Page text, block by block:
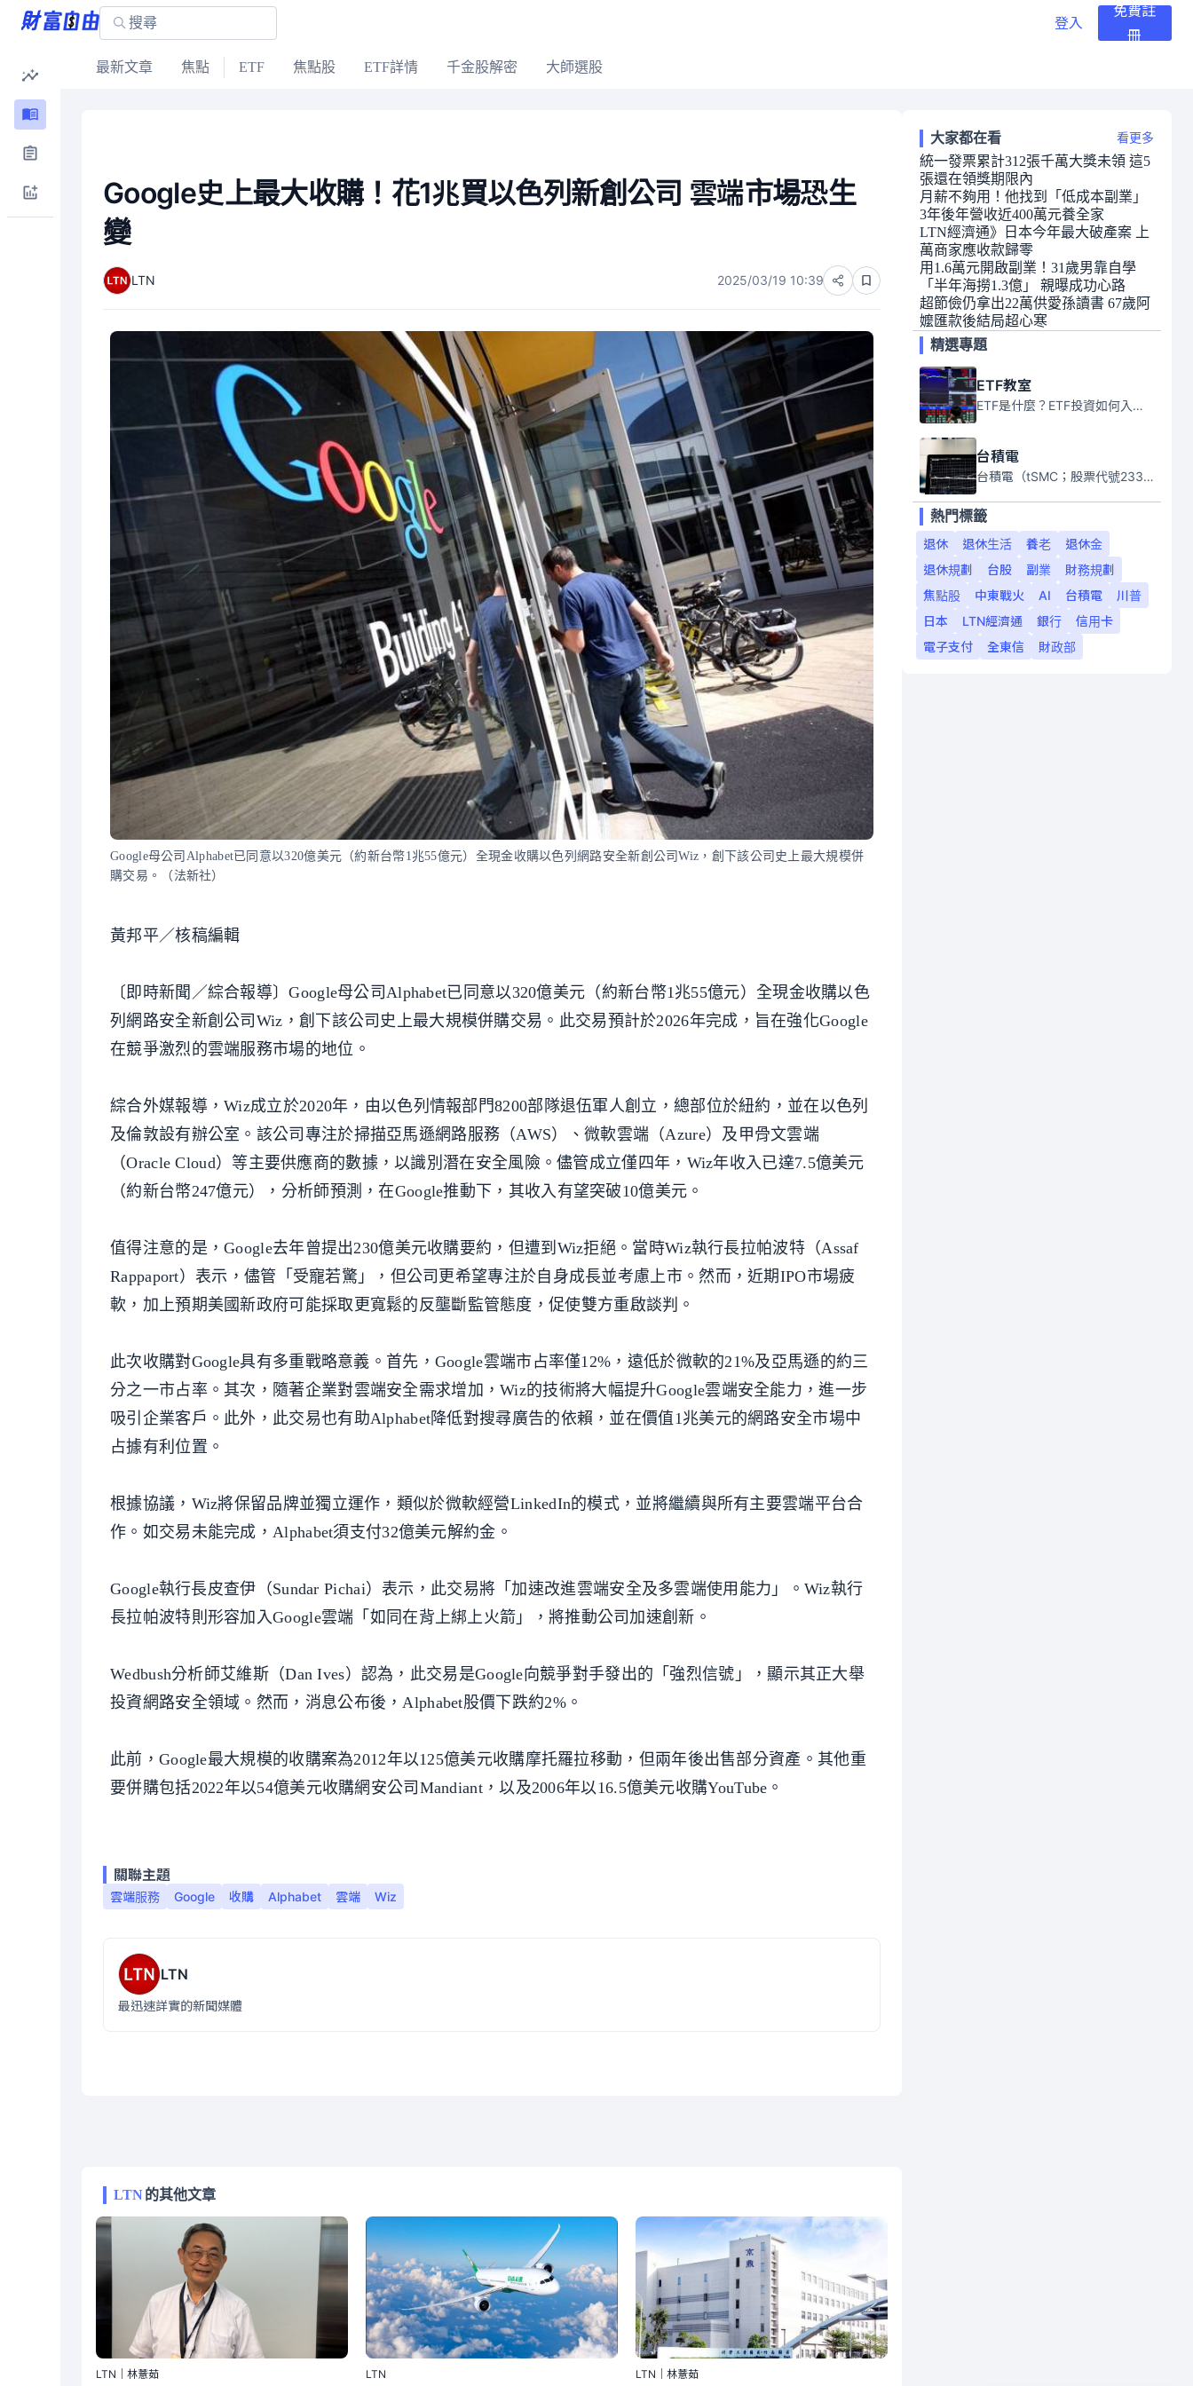
登入
免費註
冊
最新文章 焦點 ETF 焦點股 ETF詳情 千金股解密 大師選股
Google史上最大收購！花1兆買以色列新創公司 雲端市場恐生
變
LTN 2025/03/19 10:39
Google母公司Alphabet已同意以320億美元（約新台幣1兆55億元）全現金收購以色列網路安全新創公司Wiz，創下該公司史上最大規模併
購交易。（法新社）
黃邦平／核稿編輯
〔即時新聞／綜合報導〕Google母公司Alphabet已同意以320億美元（約新台幣1兆55億元）全現金收購以色
列網路安全新創公司Wiz，創下該公司史上最大規模併購交易。此交易預計於2026年完成，旨在強化Google
在競爭激烈的雲端服務市場的地位。
綜合外媒報導，Wiz成立於2020年，由以色列情報部門8200部隊退伍軍人創立，總部位於紐約，並在以色列
及倫敦設有辦公室。該公司專注於掃描亞馬遜網路服務（AWS）、微軟雲端（Azure）及甲骨文雲端
（Oracle Cloud）等主要供應商的數據，以識別潛在安全風險。儘管成立僅四年，Wiz年收入已達7.5億美元
（約新台幣247億元），分析師預測，在Google推動下，其收入有望突破10億美元。
值得注意的是，Google去年曾提出230億美元收購要約，但遭到Wiz拒絕。當時Wiz執行長拉帕波特（Assaf
Rappaport）表示，儘管「受寵若驚」，但公司更希望專注於自身成長並考慮上市。然而，近期IPO市場疲
軟，加上預期美國新政府可能採取更寬鬆的反壟斷監管態度，促使雙方重啟談判。
此次收購對Google具有多重戰略意義。首先，Google雲端市占率僅12%，遠低於微軟的21%及亞馬遜的約三
分之一市占率。其次，隨著企業對雲端安全需求增加，Wiz的技術將大幅提升Google雲端安全能力，進一步
吸引企業客戶。此外，此交易也有助Alphabet降低對搜尋廣告的依賴，並在價值1兆美元的網路安全市場中
占據有利位置。
根據協議，Wiz將保留品牌並獨立運作，類似於微軟經營LinkedIn的模式，並將繼續與所有主要雲端平台合
作。如交易未能完成，Alphabet須支付32億美元解約金。
Google執行長皮查伊（Sundar Pichai）表示，此交易將「加速改進雲端安全及多雲端使用能力」。Wiz執行
長拉帕波特則形容加入Google雲端「如同在背上綁上火箭」，將推動公司加速創新。
Wedbush分析師艾維斯（Dan Ives）認為，此交易是Google向競爭對手發出的「強烈信號」，顯示其正大舉
投資網路安全領域。然而，消息公布後，Alphabet股價下跌約2%。
此前，Google最大規模的收購案為2012年以125億美元收購摩托羅拉移動，但兩年後出售部分資產。其他重
要併購包括2022年以54億美元收購網安公司Mandiant，以及2006年以16.5億美元收購YouTube。
關聯主題
雲端服務 Google 收購 Alphabet 雲端 Wiz
LTN
最迅速詳實的新聞媒體
LTN的其他文章
LTN｜林薏茹 LTN LTN｜林薏茹
大家都在看 看更多
統一發票累計312張千萬大獎未領 這5
張還在領獎期限內
月薪不夠用！他找到「低成本副業」
3年後年營收近400萬元養全家
LTN經濟通》日本今年最大破產案 上
萬商家應收款歸零
用1.6萬元開啟副業！31歲男靠自學
「半年海撈1.3億」 親曝成功心路
超節儉仍拿出22萬供愛孫讀書 67歲阿
嬤匯款後結局超心寒
精選專題
ETF教室
ETF是什麼？ETF投資如何入門？本系列專題文章將會告訴你新手必須知道的ETF基礎知識。
台積電
台積電（tSMC；股票代號2330）是全球領先的半導體代工公司，成立於1987年，總部位於台灣新竹。且已於美國、日本、德國及中國設廠，台積電是全球首家專業積體電路製造服務公司，也是全球最先進和最大規模的半導體代工廠。
熱門標籤
退休
退休生活 養老
退休金
退休規劃
台股 副業
財務規劃
焦點股
中東戰火 AI 台積電
川普
日本
LTN經濟通 銀行
信用卡
電子支付
全東信 財政部